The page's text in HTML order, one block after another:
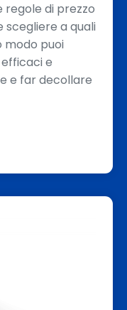
regole di prezzo
scegliere a quali
modo puoi
e
e far decollare